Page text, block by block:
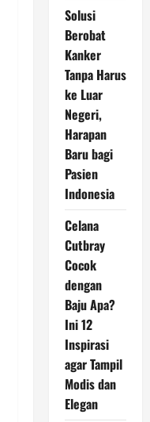
Solusi
Berobat
Kanker
Tanpa Harus
ke Luar
Negeri,
Harapan
Baru bagi
Pasien
Indonesia
Celana
Cutbray
Cocok
dengan
Baju Apa?
Ini 12
Inspirasi
agar Tampil
Modis dan
Elegan